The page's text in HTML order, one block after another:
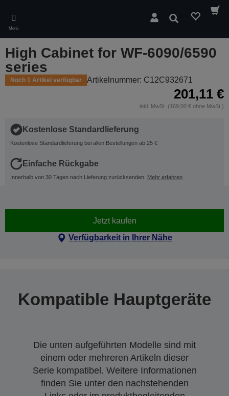
main
content
Menü
Suchen
High Cabinet for WF-6090/6590
series
Noch 1 Artikel verfügbar Artikelnummer: C12C932671
201,11 €
inkl. MwSt. (169,00 € ohne MwSt.)
Kostenlose Standardlieferung
Kostenlose Standardlieferung bei allen Bestellungen ab 25 €
Einfache Rückgabe
Innerhalb von 30 Tagen nach Lieferung zurücksenden. Mehr erfahren
Jetzt kaufen
Verfügbarkeit in Ihrer Nähe
Kompatible Hauptgeräte
Die unten aufgeführten Modelle sind mit
einem oder mehreren Artikeln dieser
Serie kompatibel. Weitere Informationen
finden Sie unter den nachstehenden